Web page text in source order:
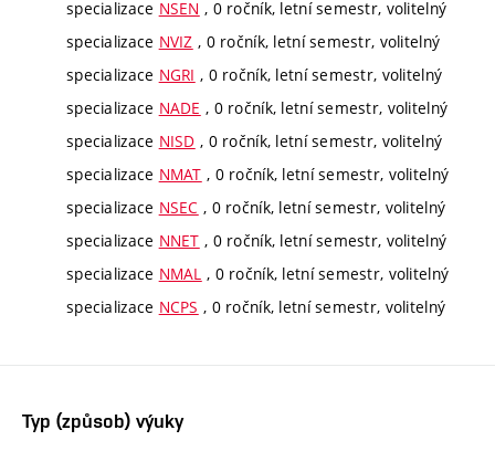
specializace NSEN , 0 ročník, letní semestr, volitelný
specializace NVIZ , 0 ročník, letní semestr, volitelný
specializace NGRI , 0 ročník, letní semestr, volitelný
specializace NADE , 0 ročník, letní semestr, volitelný
specializace NISD , 0 ročník, letní semestr, volitelný
specializace NMAT , 0 ročník, letní semestr, volitelný
specializace NSEC , 0 ročník, letní semestr, volitelný
specializace NNET , 0 ročník, letní semestr, volitelný
specializace NMAL , 0 ročník, letní semestr, volitelný
specializace NCPS , 0 ročník, letní semestr, volitelný
Typ (způsob) výuky